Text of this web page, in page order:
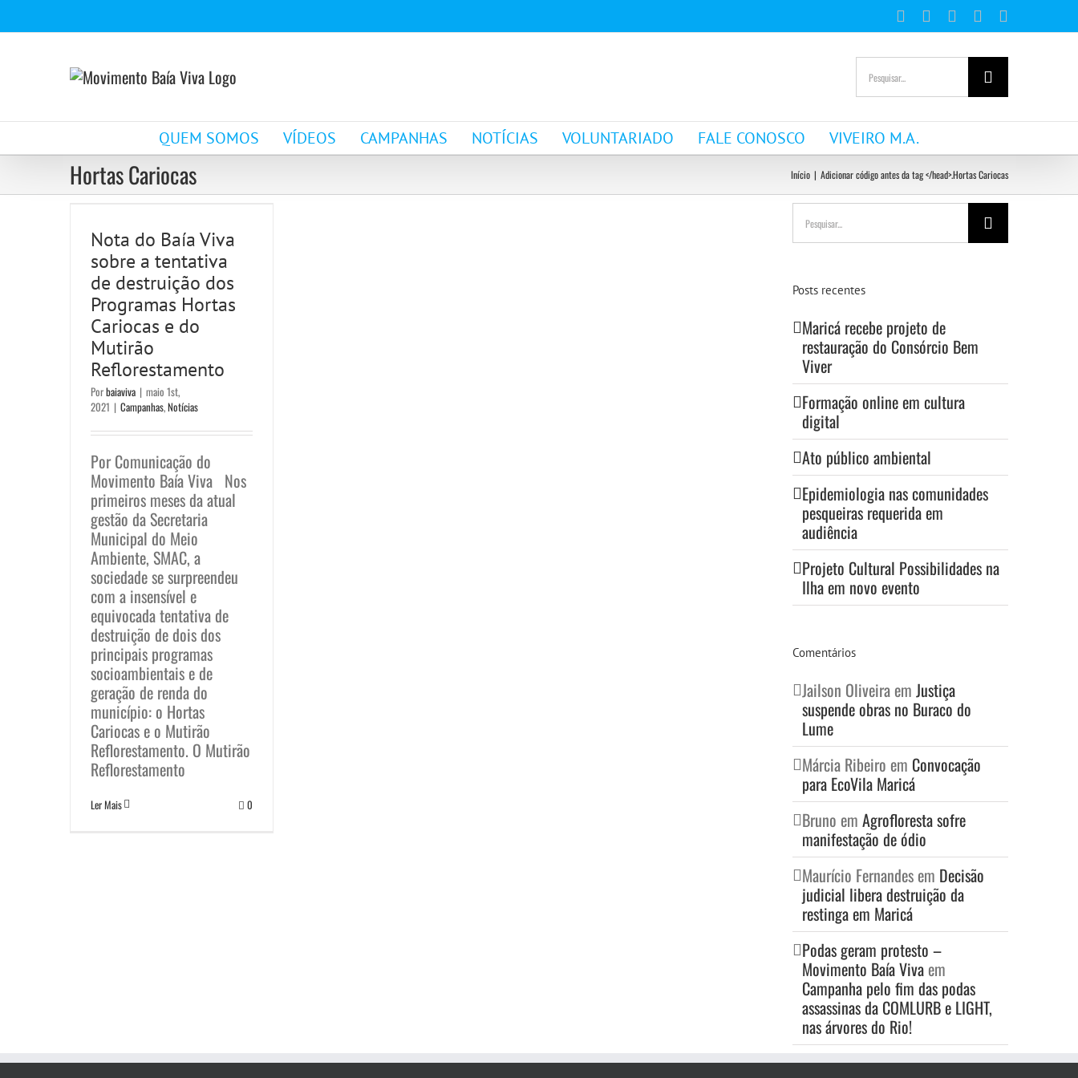
para
FacebookInstagramYouTubeWhatsApp
mail
Buscar
resultados
para:
QUEM SOMOS VÍDEOS CAMPANHAS NOTÍCIAS VOLUNTARIADO FALE CONOSCO VIVEIRO M.A.
Hortas Cariocas Início | Adicionar código antes da tag </head>.Hortas Cariocas
Nota do Baía Viva
sobre a tentativa de
destruição dos
Programas Hortas
Cariocas e do Mutirão
Reflorestamento
Campanhas Notícias
Nota do Baía Viva
sobre a tentativa
de destruição dos
Programas Hortas
Cariocas e do
Mutirão
Reflorestamento
Porbaiaviva | maio 1st,
2021 | Campanhas,Notícias
Por Comunicação do
Movimento Baía Viva Nos
primeiros meses da atual
gestão da Secretaria
Municipal do Meio
Ambiente, SMAC, a
sociedade se surpreendeu
com a insensível e
equivocada tentativa de
destruição de dois dos
principais programas
socioambientais e de
geração de renda do
município: o Hortas
Cariocas e o Mutirão
Reflorestamento. O Mutirão
Reflorestamento
Ler Mais 0
Buscar
resultados
para:
Posts recentes
Maricá recebe projeto de
restauração do Consórcio Bem
Viver
Formação online em cultura
digital
Ato público ambiental
Epidemiologia nas comunidades
pesqueiras requerida em
audiência
Projeto Cultural Possibilidades na
Ilha em novo evento
Comentários
Jailson Oliveiraem Justiça
suspende obras no Buraco do
Lume
Márcia Ribeiro em Convocação
para EcoVila Maricá
Bruno em Agrofloresta sofre
manifestação de ódio
Maurício Fernandesem Decisão
judicial libera destruição da
restinga em Maricá
Podas geram protesto –
Movimento Baía Vivaem
Campanha pelo fim das podas
assassinas da COMLURB e LIGHT,
nas árvores do Rio!